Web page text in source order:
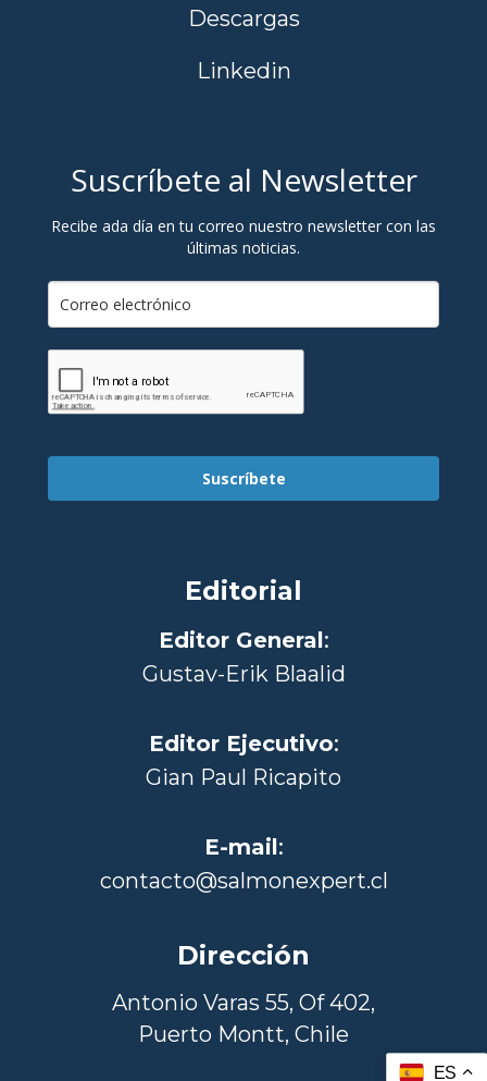
Descargas
Linkedin
Suscríbete al Newsletter
Recibe ada día en tu correo nuestro newsletter con las
últimas noticias.
Suscríbete
Editorial
Editor General :
Gustav-Erik Blaalid
Editor Ejecutivo:
Gian Paul Ricapito
E-mail :
contacto@salmonexpert.cl
Dirección
Antonio Varas 55, Of 402,
Puerto Montt, Chile
ES